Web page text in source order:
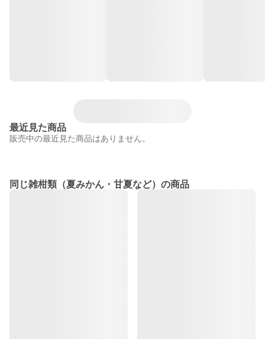
最近見た商品
販売中の最近見た商品はありません。
同じ雑柑類（夏みかん・甘夏など）の商品